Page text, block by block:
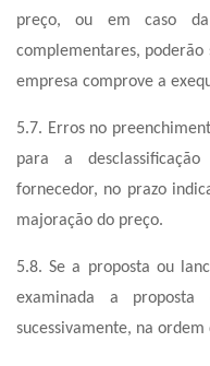
preço, ou em caso da
complementares,
empresa comprove a
5.7. Erros no
para a
fornecedor, no prazo
majoração do preço.
5.8. Se a proposta ou
examinada a proposta
sucessivamente, na ordem